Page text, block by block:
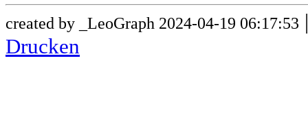
created by _LeoGraph 2024-04-19 06:17:53
Drucken